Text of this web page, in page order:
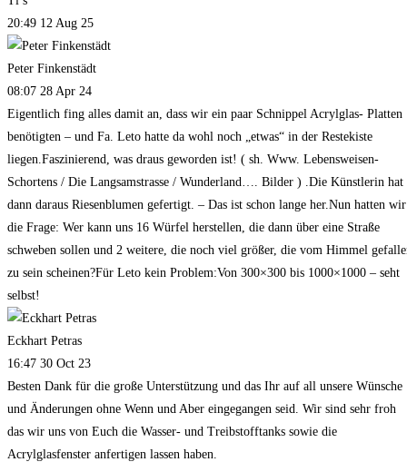
20:49 12 Aug 25
Peter Finkenstädt
08:07 28 Apr 24
Eigentlich fing alles damit an, dass wir ein paar Schnippel Acrylglas- Platten
benötigten – und Fa. Leto hatte da wohl noch „etwas“ in der Restekiste
liegen.Faszinierend, was draus geworden ist! ( sh. Www. Lebensweisen-
Schortens / Die Langsamstrasse / Wunderland…. Bilder ) .Die Künstlerin hat
dann daraus Riesenblumen gefertigt. – Das ist schon lange her.Nun hatten wir
die Frage: Wer kann uns 16 Würfel herstellen, die dann über eine Straße
schweben sollen und 2 weitere, die noch viel größer, die vom Himmel
zu sein scheinen?Für Leto kein Problem:Von 300×300 bis 1000×1000 – seht
selbst!
Eckhart Petras
16:47 30 Oct 23
Besten Dank für die große Unterstützung und das Ihr auf all unsere Wünsche
und Änderungen ohne Wenn und Aber eingegangen seid. Wir sind sehr froh
das wir uns von Euch die Wasser- und Treibstofftanks sowie die
Acrylglasfenster anfertigen lassen haben.